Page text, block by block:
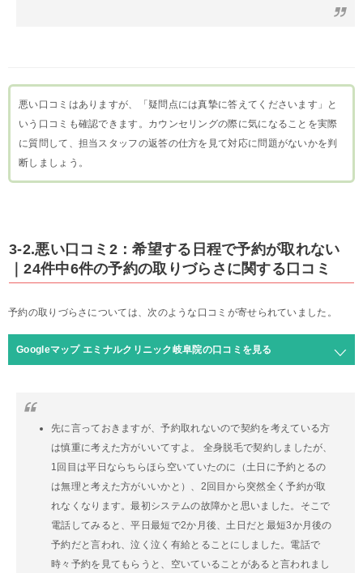
悪い口コミはありますが、「疑問点には真摯に答えてくださいます」と
いう口コミも確認できます。カウンセリングの際に気になることを実際
に質問して、担当スタッフの返答の仕方を見て対応に問題がないかを判
断しましょう。
3-2.悪い口コミ2：希望する日程で予約が取れない
｜24件中6件の予約の取りづらさに関する口コミ
予約の取りづらさについては、次のような口コミが寄せられていました。
Googleマップ エミナルクリニック岐阜院の口コミを見る
先に言っておきますが、予約取れないので契約を考えている方
は慎重に考えた方がいいてすよ。 全身脱毛で契約しましたが、
1回目は平日ならちらほら空いていたのに（土日に予約とるの
は無理と考えた方がいいかと）、2回目から突然全く予約が取
れなくなります。最初システムの故障かと思いました。そこで
電話してみると、平日最短で2か月後、土日だと最短3か月後の
予約だと言われ、泣く泣く有給とることにしました。電話で
時々予約を見てもらうと、空いていることがあると言われまし